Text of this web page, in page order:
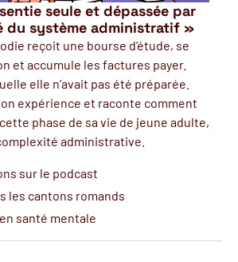
seule et dépassée par
du système administratif »
reçoit une bourse d’étude, se
et accumule les factures payer.
elle n’avait pas été préparée.
expérience et raconte comment
phase de sa vie de jeune adulte,
administrative.
sur le podcast
les cantons romands
santé mentale